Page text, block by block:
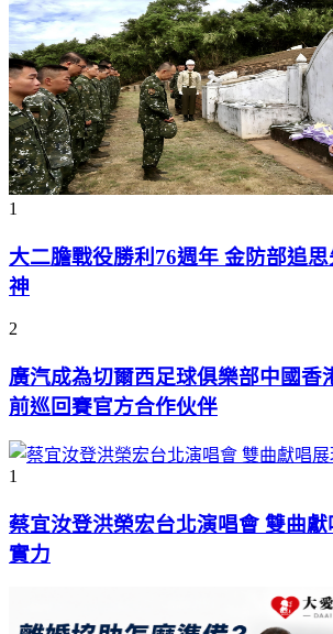
1
大二膽戰役勝利76週年 金防部追
神
2
廣汽成為切爾西足球俱樂部中國香
前巡回賽官方合作伙伴
1
蔡宜汝登洪榮宏台北演唱會 雙曲
實力